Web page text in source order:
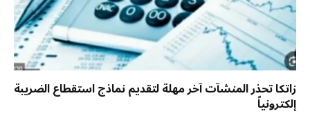
زاتكا تحذر المنشآت آخر مهلة لتقديم نماذج استقطاع الضريبة
إلكترونياً